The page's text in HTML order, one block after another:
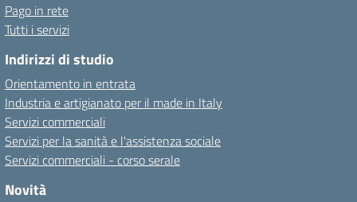
Pago in rete
Tutti i servizi
Indirizzi di studio
Orientamento in entrata
Industria e artigianato per il made in Italy
Servizi commerciali
Servizi per la sanità e l'assistenza sociale
Servizi commerciali - corso serale
Novità